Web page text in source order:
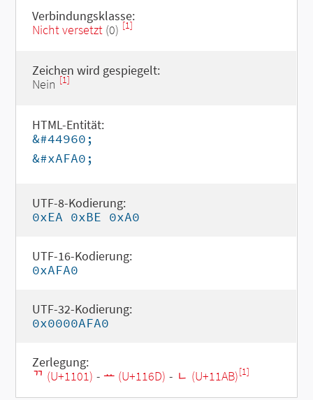
Verbindungsklasse:
Nicht versetzt(0) [1]
Zeichen wird gespiegelt:
Nein [1]
HTML-Entität:
&#44960;
&#xAFA0;
UTF-8-Kodierung:
0xEA 0xBE 0xA0
UTF-16-Kodierung:
0xAFA0
UTF-32-Kodierung:
0x0000AFA0
Zerlegung:
ᄁ (U+1101) - ᅭ (U+116D) - ᆫ (U+11AB)[1]